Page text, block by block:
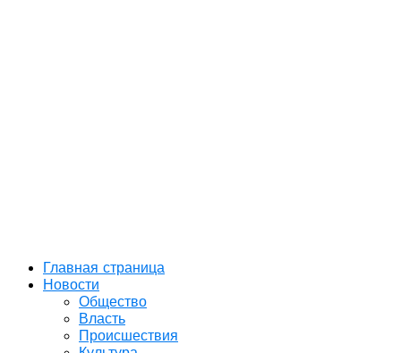
Главная страница
Новости
Общество
Власть
Происшествия